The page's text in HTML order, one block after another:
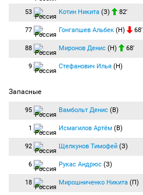
53 Котин Никита (З) 82′
77 Гонгапшев Альбек (Н) 68′
88 Миронов Денис (Н) 68′
9 Стефанович Илья (Н)
Запасные
95 Вамбольт Денис (В)
1 Исмагилов Артём (В)
92 Щелкунов Тимофей (З)
6 Рукас Андрюс (З)
18 Мирошниченко Никита (П)